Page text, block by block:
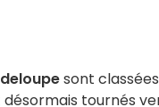
sont
tournés